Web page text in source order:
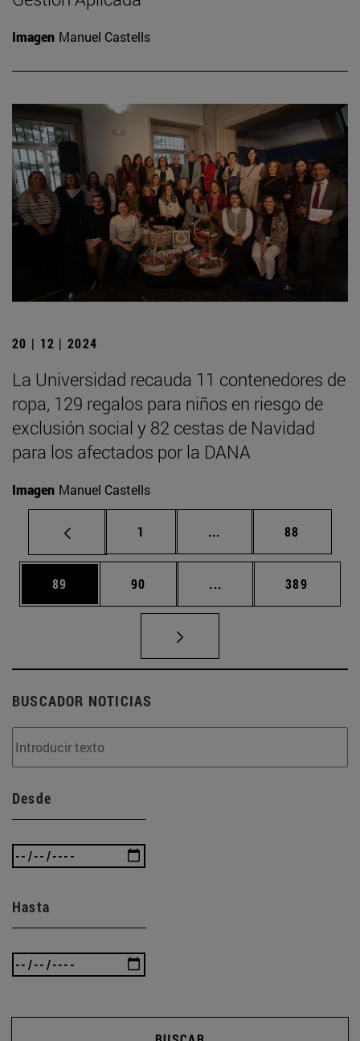
Imagen Manuel Castells
20 | 12 | 2024
La Universidad recauda 11 contenedores de
ropa, 129 regalos para niños en riesgo de
exclusión social y 82 cestas de Navidad
para los afectados por la DANA
Imagen Manuel Castells
Página
1 ... Páginas intermedias
Página
88
Página
89 Página
90 ... Páginas intermedias
Página
389
BUSCADOR NOTICIAS
Desde
Hasta